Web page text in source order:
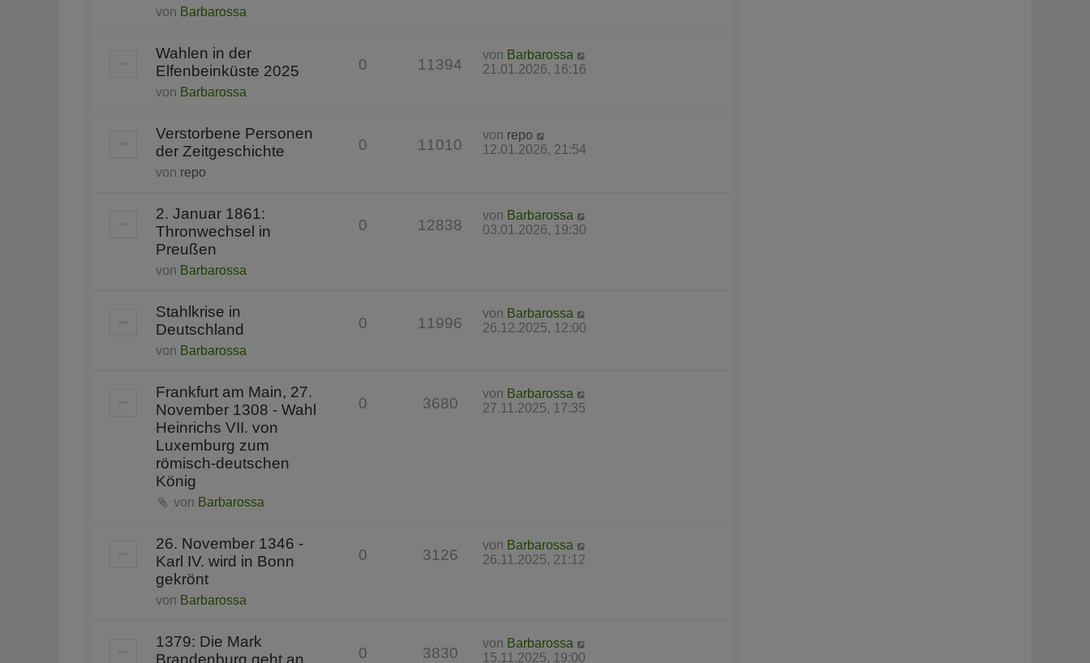
von Barbarossa
Wahlen in der
Elfenbeinküste 2025
von Barbarossa
0 11394
von Barbarossa
21.01.2026, 16:16
Verstorbene Personen
der Zeitgeschichte
von repo
0 11010
von repo
12.01.2026, 21:54
2. Januar 1861:
Thronwechsel in
Preußen
von Barbarossa
0 12838
von Barbarossa
03.01.2026, 19:30
Stahlkrise in
Deutschland
von Barbarossa
0 11996
von Barbarossa
26.12.2025, 12:00
Frankfurt am Main, 27.
November 1308 - Wahl
Heinrichs VII. von
Luxemburg zum
römisch-deutschen
König
von Barbarossa
0 3680
von Barbarossa
27.11.2025, 17:35
26. November 1346 -
Karl IV. wird in Bonn
gekrönt
von Barbarossa
0 3126
von Barbarossa
26.11.2025, 21:12
1379: Die Mark
Brandenburg geht an
0 3830
von Barbarossa
15.11.2025, 19:00